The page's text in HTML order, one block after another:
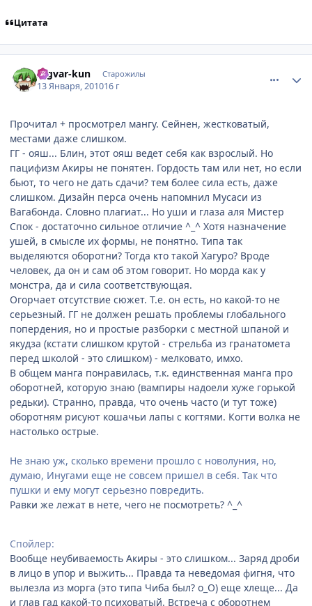
Цитата
Ingvar-kun Старожилы
13 Января, 201016 г
Прочитал + просмотрел мангу. Сейнен, жестковатый,
местами даже слишком.
ГГ - ояш... Блин, этот ояш ведет себя как взрослый. Но
пацифизм Акиры не понятен. Гордость там или нет, но если
бьют, то чего не дать сдачи? тем более сила есть, даже
слишком. Дизайн перса очень напомнил Мусаси из
Вагабонда. Словно плагиат... Но уши и глаза аля Мистер
Спок - достаточно сильное отличие ^_^ Хотя назначение
ушей, в смысле их формы, не понятно. Типа так
выделяются оборотни? Тогда кто такой Хагуро? Вроде
человек, да он и сам об этом говорит. Но морда как у
монстра, да и сила соответствующая.
Огорчает отсутствие сюжет. Т.е. он есть, но какой-то не
серьезный. ГГ не должен решать проблемы глобального
попердения, но и простые разборки с местной шпаной и
якудза (кстати слишком крутой - стрельба из гранатомета
перед школой - это слишком) - мелковато, имхо.
В общем манга понравилась, т.к. единственная манга про
оборотней, которую знаю (вампиры надоели хуже горькой
редьки). Странно, правда, что очень часто (и тут тоже)
оборотням рисуют кошачьи лапы с когтями. Когти волка не
настолько острые.
Не знаю уж, сколько времени прошло с новолуния, но,
думаю, Инугами еще не совсем пришел в себя. Так что
пушки и ему могут серьезно повредить.
Равки же лежат в нете, чего не посмотреть? ^_^
Спойлер:
Вообще неубиваемость Акиры - это слишком... Заряд дроби
в лицо в упор и выжить... Правда та неведомая фигня, что
вылезла из морга (это типа Чиба был? о_О) еще хлеще... Да
и глав гад какой-то психоватый. Встреча с оборотнем